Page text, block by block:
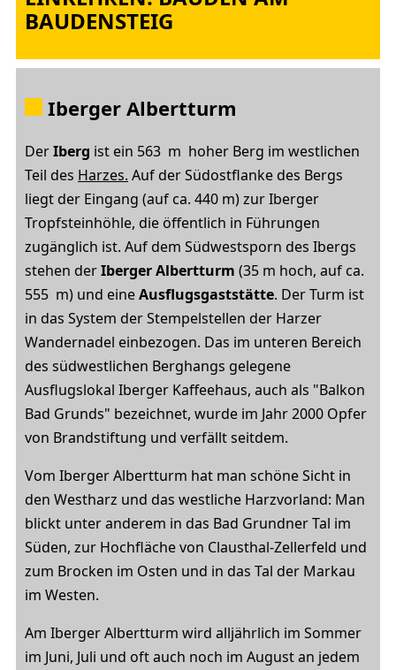
BAUDENSTEIG
Iberger Albertturm
DerIberg ist ein 563 m hoher Berg im westlichen
Teil des Harzes. Auf der Südostflanke des Bergs
liegt der Eingang (auf ca. 440 m) zur Iberger
Tropfsteinhöhle, die öffentlich in Führungen
zugänglich ist. Auf dem Südwestsporn des Ibergs
stehen derIberger Albertturm (35 m hoch, auf ca.
555 m) und eineAusflugsgaststätte. Der Turm ist
in das System der Stempelstellen der Harzer
Wandernadel einbezogen. Das im unteren Bereich
des südwestlichen Berghangs gelegene
Ausflugslokal Iberger Kaffeehaus, auch als "Balkon
Bad Grunds" bezeichnet, wurde im Jahr 2000 Opfer
von Brandstiftung und verfällt seitdem.
Vom Iberger Albertturm hat man schöne Sicht in
den Westharz und das westliche Harzvorland: Man
blickt unter anderem in das Bad Grundner Tal im
Süden, zur Hochfläche von Clausthal-Zellerfeld und
zum Brocken im Osten und in das Tal der Markau
im Westen.
Am Iberger Albertturm wird alljährlich im Sommer
im Juni, Juli und oft auch noch im August an jedem